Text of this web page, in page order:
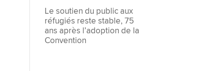
Le soutien du public aux
réfugiés reste stable, 75
ans après l’adoption de la
Convention